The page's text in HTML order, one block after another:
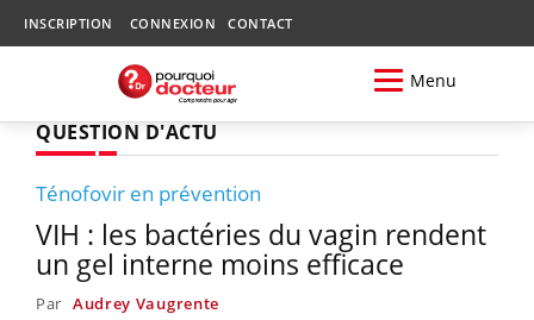
INSCRIPTION CONNEXION CONTACT
Menu
QUESTION D'ACTU
Ténofovir en prévention
VIH : les bactéries du vagin rendent
un gel interne moins efficace
Par Audrey Vaugrente